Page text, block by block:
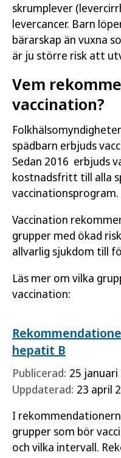
skrumplever
levercancer. Barn
bärarskap än vuxna
är ju större risk att
Vem
vaccination?
spädbarn erbjuds
Sedan 2016 erbjuds
kostnadsfritt till alla
vaccinationsprogram.
Vaccination
grupper med ökad
allvarlig sjukdom till
Läs mer om vilka
vaccination:
hepatit B
Publicerad: 25 januari
Uppdaterad: 23 april
I
grupper som bör
och vilka intervall.